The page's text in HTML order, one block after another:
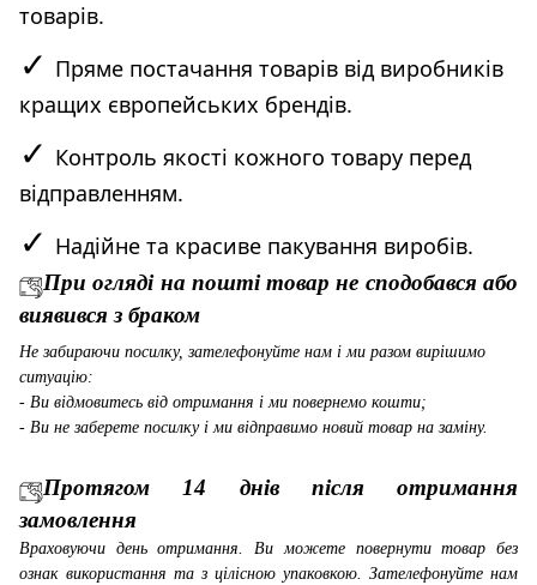
товарів.
✓ Пряме постачання товарів від виробників
кращих європейських брендів.
✓ Контроль якості кожного товару перед
відправленням.
✓ Надійне та красиве пакування виробів.
При огляді на пошті товар не сподобався або
виявився з браком
Не забираючи посилку, зателефонуйте нам і ми разом вирішимо
ситуацію:
- Ви відмовитесь від отримання і ми повернемо кошти;
- Ви не заберете посилку і ми відправимо новий товар на заміну.
Протягом 14 днів після отримання
замовлення
Враховуючи день отримання. Ви можете повернути товар без
ознак використання та з цілісною упаковкою. Зателефонуйте нам